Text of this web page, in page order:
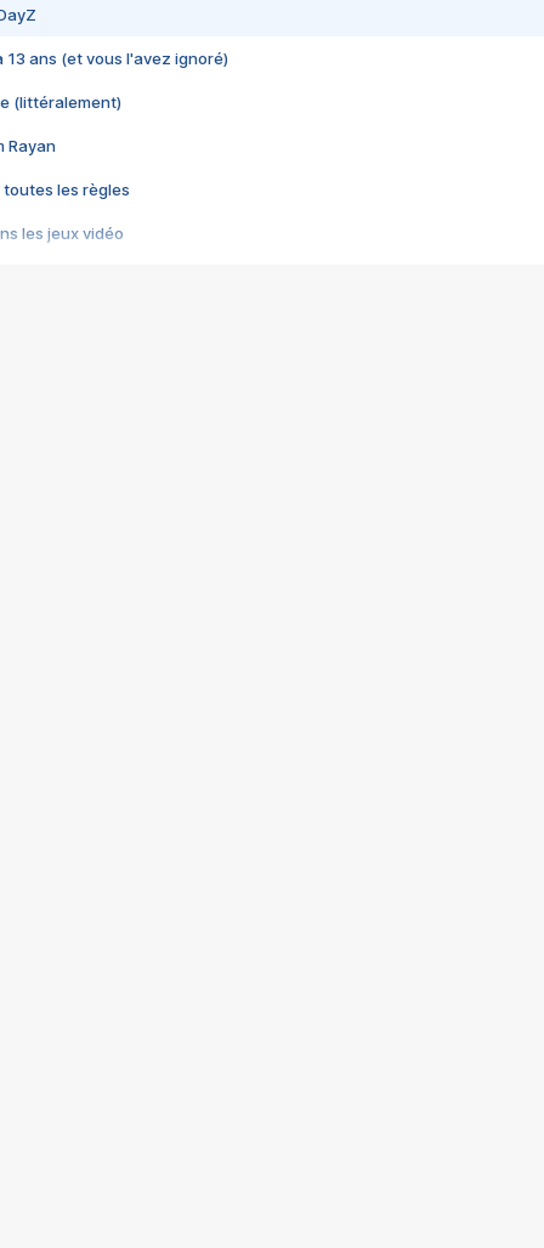
13 ans (et vous l'avez ignoré)
(littéralement)
Rayan
toutes les règles
les jeux vidéo